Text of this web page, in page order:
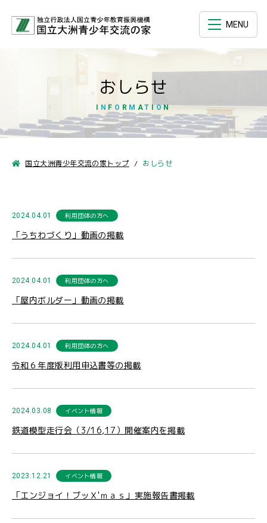
MENU
おしらせ
N F O R M AT ION
国立大洲青少年交流の家トップ おしらせ
2024.04.01 利用団体の方へ
「うちわづくり」動画の掲載
2024.04.01 利用団体の方へ
「屋内ボルダー」動画の掲載
2024.04.01 利用団体の方へ
令和６年度版利用申込書等の掲載
2024.03.08 イベント情報
鉄道模型走行会（3/16,17）開催案内を掲載
2023.12.21 イベント情報
「エンジョイ！ブッＸ'ｍａｓ」実施報告書掲載